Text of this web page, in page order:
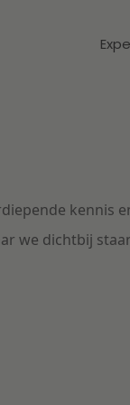
kennis
we dichtbij